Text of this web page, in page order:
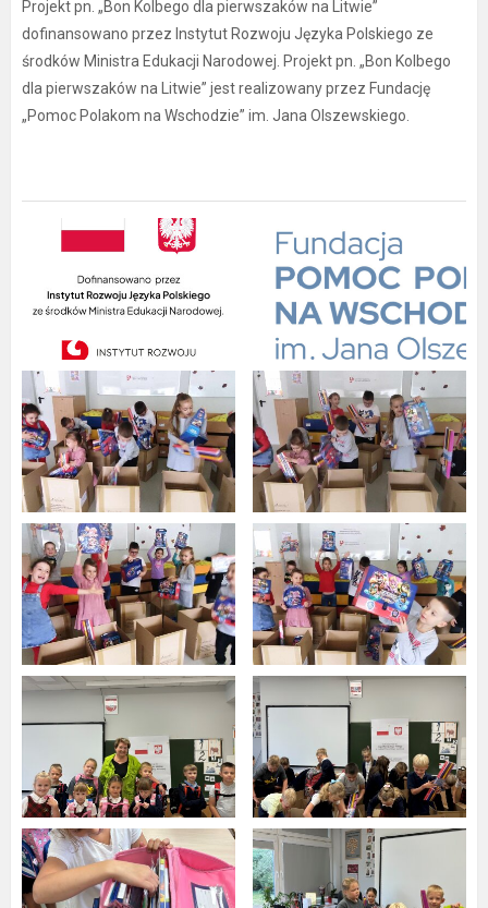
Projekt pn. „Bon Kolbego dla pierwszaków na Litwie”
dofinansowano przez Instytut Rozwoju Języka Polskiego ze
środków Ministra Edukacji Narodowej. Projekt pn. „Bon Kolbego
dla pierwszaków na Litwie” jest realizowany przez Fundację
„Pomoc Polakom na Wschodzie” im. Jana Olszewskiego.